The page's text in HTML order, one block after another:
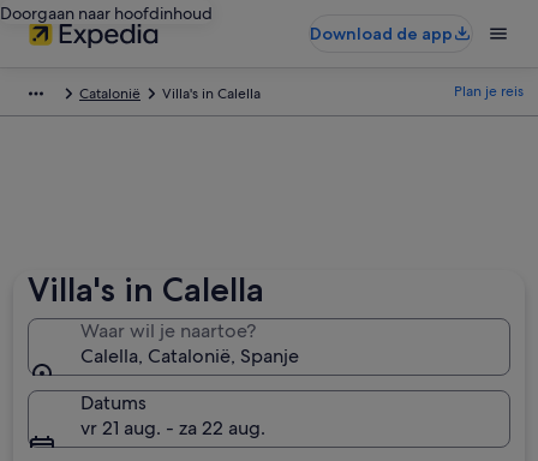
Doorgaan naar hoofdinhoud
Download de app
Catalonië Villa's in Calella Plan je reis
Villa's in Calella
Waar wil je naartoe?
Calella, Catalonië, Spanje
Datums
vr 21 aug. - za 22 aug.